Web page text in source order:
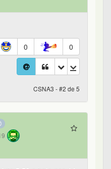
0 0
CSNA3 - #2 de 5